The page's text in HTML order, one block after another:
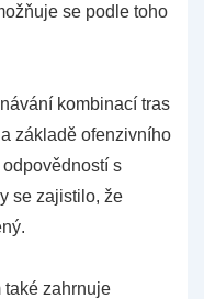
se podle toho
kombinací tras
základě ofenzivního
s
se zajistilo, že
také zahrnuje